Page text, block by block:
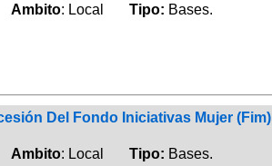
Ambito: Local Tipo: Bases.
Del Fondo Iniciativas Mujer (Fim)
Ambito: Local Tipo: Bases.